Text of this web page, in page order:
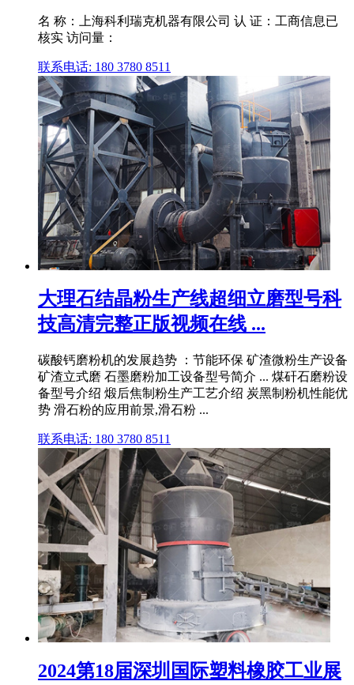
名 称：上海科利瑞克机器有限公司 认 证：工商信息已
核实 访问量：
联系电话: 180 3780 8511
大理石结晶粉生产线超细立磨型号科
技高清完整正版视频在线 ...
碳酸钙磨粉机的发展趋势 ：节能环保 矿渣微粉生产设备
矿渣立式磨 石墨磨粉加工设备型号简介 ... 煤矸石磨粉设
备型号介绍 煅后焦制粉生产工艺介绍 炭黑制粉机性能优
势 滑石粉的应用前景,滑石粉 ...
联系电话: 180 3780 8511
2024第18届深圳国际塑料橡胶工业展